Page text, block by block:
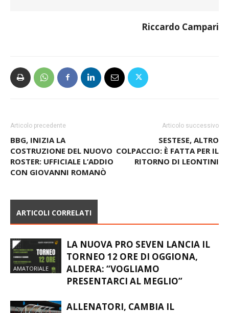
Riccardo Campari
Articolo precedente
BBG, INIZIA LA
COSTRUZIONE DEL NUOVO
ROSTER: UFFICIALE L’ADDIO
CON GIOVANNI ROMANÒ
Articolo successivo
SESTESE, ALTRO
COLPACCIO: È FATTA PER IL
RITORNO DI LEONTINI
ARTICOLI CORRELATI
AMATORIALE
LA NUOVA PRO SEVEN LANCIA IL
TORNEO 12 ORE DI OGGIONA,
ALDERA: “VOGLIAMO
PRESENTARCI AL MEGLIO”
ALLENATORI, CAMBIA IL